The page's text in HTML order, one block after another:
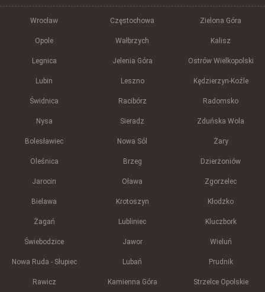
Wrocław Częstochowa Zielona Góra
Opole Wałbrzych Kalisz
Legnica Jelenia Góra Ostrów Wielkopolski
Lubin Leszno Kędzierzyn-Koźle
Świdnica Racibórz Radomsko
Nysa Sieradz Zduńska Wola
Bolesławiec Nowa Sól Żary
Oleśnica Brzeg Dzierżoniów
Jarocin Oława Zgorzelec
Bielawa Krotoszyn Kłodzko
Żagań Lubliniec Kluczbork
Świebodzice Jawor Wieluń
Nowa Ruda - Słupiec Lubań Prudnik
Rawicz Kamienna Góra Strzelce Opolskie